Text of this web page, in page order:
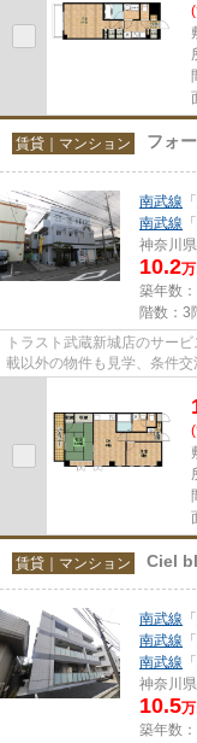
賃貸｜マンション フォ
南武線 「
南武線 「
神奈川県
10.2
築年数
階数：3
トラスト武蔵新城店のサー
載以外の物件も見学、条件
時無料駐車場有（要電話予約
賃貸｜マンション Ciel
南武線 「
南武線 「
南武線 「
神奈川県
10.5
築年数